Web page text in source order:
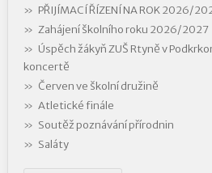
PŘIJÍMACÍ ŘÍZENÍ NA ROK 2026/
Zahájení školního roku 2026/2027
Úspěch žákyň ZUŠ Rtyně v
koncertě
Červen ve školní družině
Atletické finále
Soutěž poznávání přírodnin
Saláty